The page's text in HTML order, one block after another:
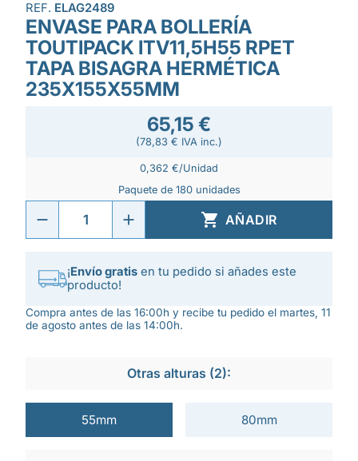
REF. ELAG2489
ENVASE PARA BOLLERÍA
TOUTIPACK ITV11,5H55 RPET
TAPA BISAGRA HERMÉTICA
235X155X55MM
65,15 €
(78,83 € IVA inc.)
0,362 €/Unidad
Paquete de 180 unidades
 AÑADIR
¡Envío gratis en tu pedido si añades este
producto!
Compra antes de las 16:00h y recibe tu pedido el martes, 11
de agosto antes de las 14:00h.
Otras alturas (2):
55mm 80mm